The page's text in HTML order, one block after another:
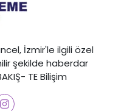
İzmir'le ilgili özel
şekilde haberdar
TE Bilişim